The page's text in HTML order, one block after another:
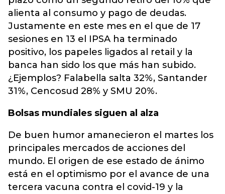
alienta al consumo y pago de deudas.
Justamente en este mes en el que de 17
sesiones en 13 el IPSA ha terminado
positivo, los papeles ligados al retail y la
banca han sido los que más han subido.
¿Ejemplos? Falabella salta 32%, Santander
31%, Cencosud 28% y SMU 20%.
Bolsas mundiales siguen al alza
De buen humor amanecieron el martes los
principales mercados de acciones del
mundo. El origen de ese estado de ánimo
está en el optimismo por el avance de una
tercera vacuna contra el covid-19 y la